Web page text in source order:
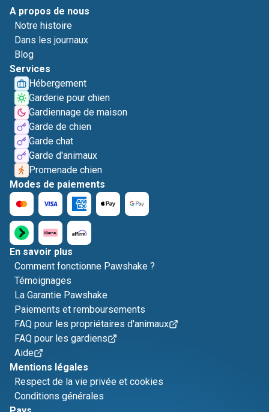
A propos de nous
Notre histoire
Dans les journaux
Blog
Services
Hébergement
Garderie pour chien
Gardiennage de maison
Garde de chien
Garde chat
Garde d'animaux
Promenade chien
Modes de paiements
En savoir plus
Comment fonctionne Pawshake ?
Témoignages
La Garantie Pawshake
Paiements et remboursements
FAQ pour les propriétaires d'animaux
FAQ pour les gardiens
Aide
Mentions légales
Respect de la vie privée et cookies
Conditions générales